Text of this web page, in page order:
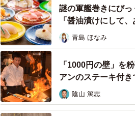
ですが（笑）。
ーー味わい、魅力についてお聞かせ
エリちゃん：クセが強く、道外の人
きなんです。おしゃれなお店で食べ
機会があればこの冷凍の丸肉と、ベ
って欲しいです。
謎の軍艦巻きにび
「醤油漬けにして
青島 ほなみ
「1000円の壁」を
アンのステーキ付
陰山 篤志